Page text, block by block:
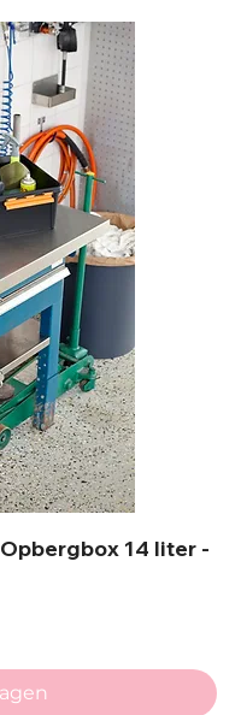
14 liter -